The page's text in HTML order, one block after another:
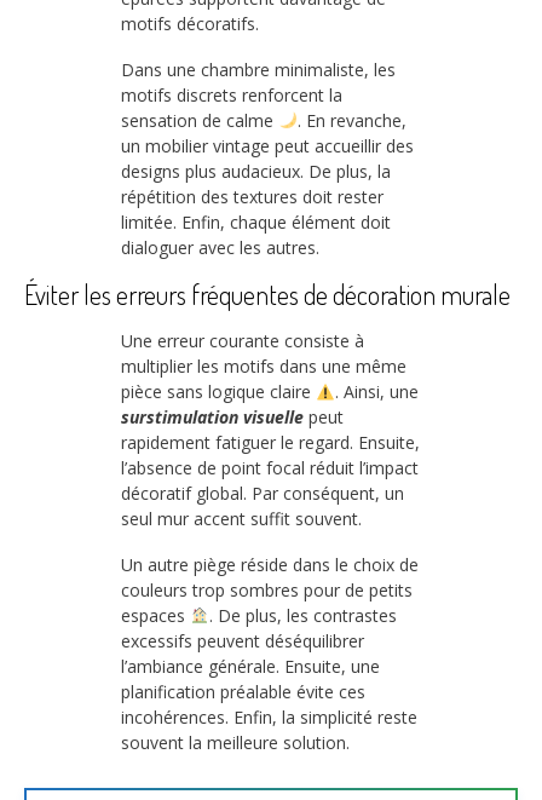
motifs décoratifs.
Dans une chambre minimaliste, les
motifs discrets renforcent la
sensation de calme
. En revanche,
un mobilier vintage peut accueillir des
designs plus audacieux. De plus, la
répétition des textures doit rester
limitée. Enfin, chaque élément doit
dialoguer avec les autres.
Éviter les erreurs fréquentes de décoration murale
Une erreur courante consiste à
multiplier les motifs dans une même
pièce sans logique claire
. Ainsi, une
surstimulation visuelle peut
rapidement fatiguer le regard. Ensuite,
l’absence de point focal réduit l’impact
décoratif global. Par conséquent, un
seul mur accent suffit souvent.
Un autre piège réside dans le choix de
couleurs trop sombres pour de petits
espaces
. De plus, les contrastes
excessifs peuvent déséquilibrer
l’ambiance générale. Ensuite, une
planification préalable évite ces
incohérences. Enfin, la simplicité reste
souvent la meilleure solution.